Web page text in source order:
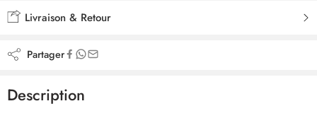
Livraison & Retour
Partager
Description